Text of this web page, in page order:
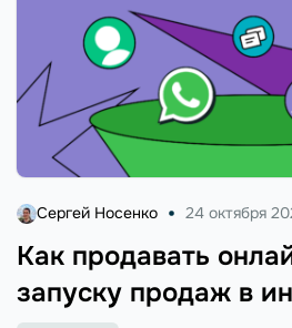
Как продавать
запуску продаж в
Сергей Носенко 24 октября